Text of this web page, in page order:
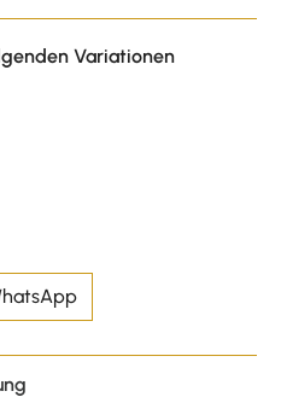
Variationen